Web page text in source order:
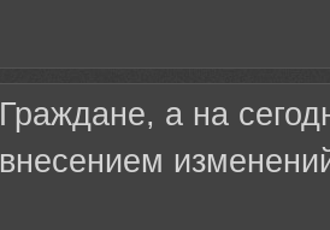
Граждане, а на
внесением